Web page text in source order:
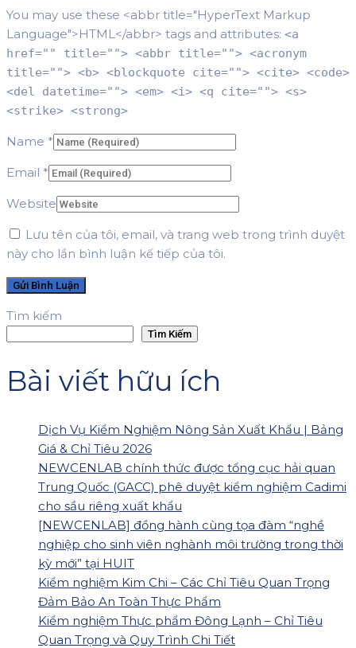
You may use these <abbr title="HyperText Markup
Language">HTML</abbr> tags and attributes: <a
href="" title=""> <abbr title=""> <acronym
title=""> <b> <blockquote cite=""> <cite> <code>
<del datetime=""> <em> <i> <q cite=""> <s>
<strike> <strong>
Name *
Email *
Website
Lưu tên của tôi, email, và trang web trong trình duyệt
này cho lần bình luận kế tiếp của tôi.
Tìm kiếm
Tìm Kiếm
Bài viết hữu ích
Dịch Vụ Kiểm Nghiệm Nông Sản Xuất Khẩu | Bảng
Giá & Chỉ Tiêu 2026
NEWCENLAB chính thức được tổng cục hải quan
Trung Quốc (GACC) phê duyệt kiểm nghiệm Cadimi
cho sầu riêng xuất khẩu
[NEWCENLAB] đồng hành cùng tọa đàm “nghề
nghiệp cho sinh viên nghành môi trường trong thời
kỳ mới” tại HUIT
Kiểm nghiệm Kim Chi – Các Chỉ Tiêu Quan Trọng
Đảm Bảo An Toàn Thực Phẩm
Kiểm nghiệm Thực phẩm Đông Lạnh – Chỉ Tiêu
Quan Trọng và Quy Trình Chi Tiết